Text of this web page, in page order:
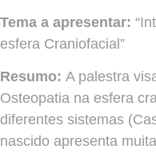
Tema a apresentar:
esfera Craniofacial”
Resumo: A palestra
Osteopatia na esfera
diferentes sistemas
nascido apresenta